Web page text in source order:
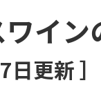
イン
日更新 ］